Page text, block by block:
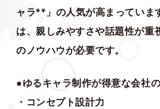
ャラ**」の人気が高まっていま
は、親しみやすさや話題性が重
のノウハウが必要です。
●ゆるキャラ制作が得意な会社
・コンセプト設計力